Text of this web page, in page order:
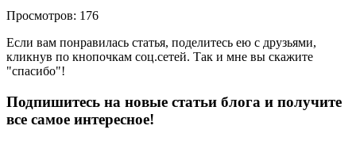
Просмотров: 176
Если вам понравилась статья, поделитесь ею с друзьями,
кликнув по кнопочкам соц.сетей. Так и мне вы скажите
"спасибо"!
Подпишитесь на новые статьи блога и получите
все самое интересное!